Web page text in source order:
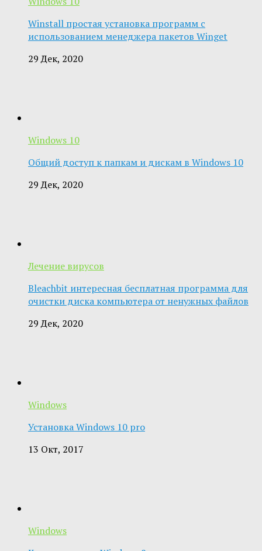
Winstall простая установка программ с
использованием менеджера пакетов Winget
29 Дек, 2020
Windows 10
Общий доступ к папкам и дискам в Windows 10
29 Дек, 2020
Лечение вирусов
Bleachbit интересная бесплатная программа для
очистки диска компьютера от ненужных файлов
29 Дек, 2020
Windows
Установка Windows 10 pro
13 Окт, 2017
Windows